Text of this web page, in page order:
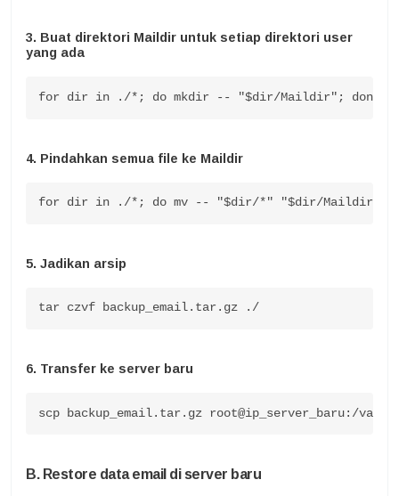
3. Buat direktori Maildir untuk setiap direktori user
yang ada
for dir in ./*; do mkdir -- "$dir/Maildir"; done
4. Pindahkan semua file ke Maildir
for dir in ./*; do mv -- "$dir/*" "$dir/Maildir/";
5. Jadikan arsip
tar czvf backup_email.tar.gz ./
6. Transfer ke server baru
scp backup_email.tar.gz root@ip_server_baru:/var/
B. Restore data email di server baru